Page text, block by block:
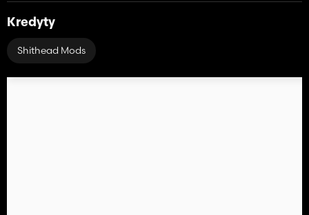
Kredyty
Shithead Mods